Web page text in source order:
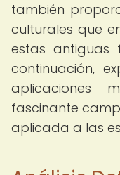
también
culturales que
estas antiguas
continuación,
aplicaciones
fascinante
aplicada a las